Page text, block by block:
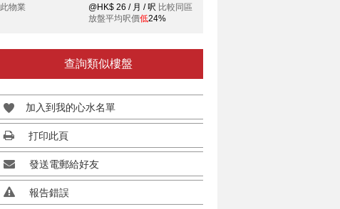
此物業
@HK$ 26 / 月 / 呎 比較同區
放盤平均呎價低24%
查詢類似樓盤
加入到我的心水名單
打印此頁
發送電郵給好友
報告錯誤